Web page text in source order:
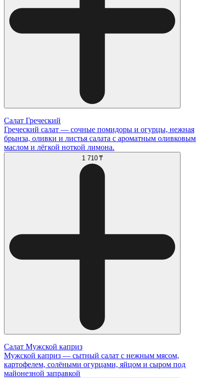
Салат Греческий
Греческий салат — сочные помидоры и огурцы, нежная
брынза, оливки и листья салата с ароматным оливковым
маслом и лёгкой ноткой лимона.
1 710 ₸
Салат Мужской каприз
Мужской каприз — сытный салат с нежным мясом,
картофелем, солёными огурцами, яйцом и сыром под
майонезной заправкой